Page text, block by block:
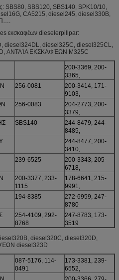
SBS80, SBS120, SBS140, SPK10/10,
CA5215, diesel245, diesel330B,
εκσκαφέων dieselerpillpar:
diesel324DL, diesel325C, diesel325CL,
ΑΝΤΛΊΑ ΕΚΣΚΑΦΈΩΝ M325C
200-3369, 200-
3365,
256-0081
200-3414, 171-
9103,
256-0083
204-2773, 200-
3379,
SBS140
244-8479, 244-
8485,
244-8477, 200-
3410,
239-6525
200-3343, 205-
6718,
200-3377, 233-
1115
178-6641, 215-
9991,
194-8385
272-6959, 247-
8780
254-4109, 292-
8768
247-8783, 173-
3519
diesel320C, diesel320D,
diesel323D
087-5176, 114-
0491
173-3381, 239-
6552,